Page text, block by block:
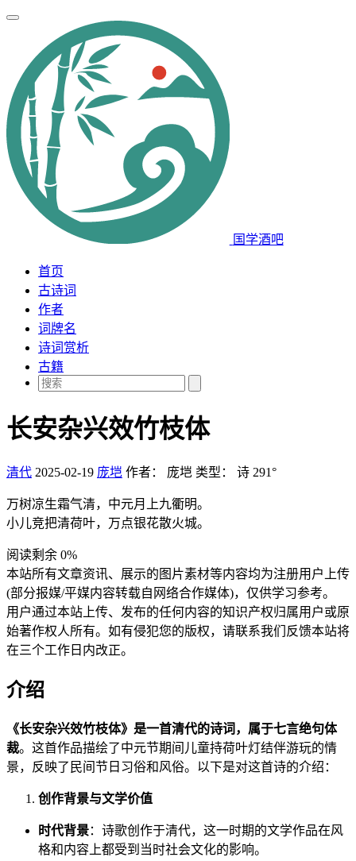
国学酒吧
首页
古诗词
作者
词牌名
诗词赏析
古籍
长安杂兴效竹枝体
清代 2025-02-19 庞垲 作者： 庞垲 类型： 诗 291°
万树凉生霜气清，中元月上九衢明。
小儿竞把清荷叶，万点银花散火城。
阅读剩余 0%
本站所有文章资讯、展示的图片素材等内容均为注册用户上传
(部分报媒/平媒内容转载自网络合作媒体)，仅供学习参考。
用户通过本站上传、发布的任何内容的知识产权归属用户或原
始著作权人所有。如有侵犯您的版权，请联系我们反馈本站将
在三个工作日内改正。
介绍
《长安杂兴效竹枝体》是一首清代的诗词，属于七言绝句体
裁。这首作品描绘了中元节期间儿童持荷叶灯结伴游玩的情
景，反映了民间节日习俗和风俗。以下是对这首诗的介绍：
创作背景与文学价值
时代背景：诗歌创作于清代，这一时期的文学作品在风
格和内容上都受到当时社会文化的影响。